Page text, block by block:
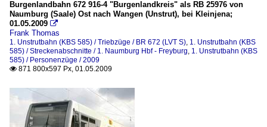
Burgenlandbahn 672 916-4 "Burgenlandkreis" als RB 25976 von
Naumburg (Saale) Ost nach Wangen (Unstrut), bei Kleinjena;
01.05.2009 
Frank Thomas
1. Unstrutbahn (KBS 585) / Triebzüge / BR 672 (LVT S), 1. Unstrutbahn (KBS
585) / Streckenabschnitte / 1. Naumburg Hbf - Freyburg, 1. Unstrutbahn (KBS
585) / Personenzüge / 2009
 871 800x597 Px, 01.05.2009